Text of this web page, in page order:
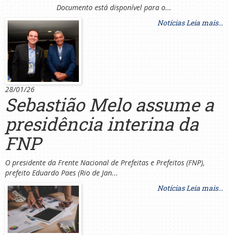
Documento está disponível para o...
NotíciasLeia mais...
28/01/26
Sebastião Melo assume a
presidência interina da
FNP
O presidente da Frente Nacional de Prefeitas e Prefeitos (FNP),
prefeito Eduardo Paes (Rio de Jan...
Notícias Leia mais...